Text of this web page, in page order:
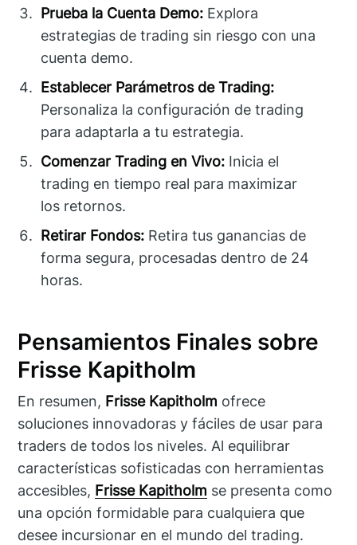
Prueba la Cuenta Demo: Explora
estrategias de trading sin riesgo con una
cuenta demo.
Establecer Parámetros de Trading:
Personaliza la configuración de trading
para adaptarla a tu estrategia.
Comenzar Trading en Vivo: Inicia el
trading en tiempo real para maximizar
los retornos.
Retirar Fondos: Retira tus ganancias de
forma segura, procesadas dentro de 24
horas.
Pensamientos Finales sobre
Frisse Kapitholm
En resumen, Frisse Kapitholm ofrece
soluciones innovadoras y fáciles de usar para
traders de todos los niveles. Al equilibrar
características sofisticadas con herramientas
accesibles, Frisse Kapitholm se presenta como
una opción formidable para cualquiera que
desee incursionar en el mundo del trading.